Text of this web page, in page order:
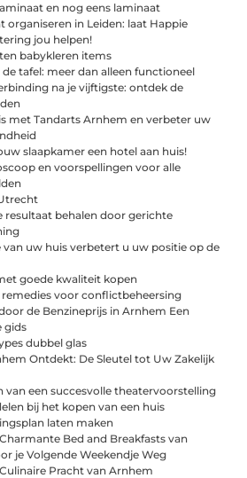
en nog eens laminaat
organiseren in Leiden: laat Happie
jou helpen!
babykleren items
tafel: meer dan alleen functioneel
na je vijftigste: ontdek de
met Tandarts Arnhem en verbeter uw
slaapkamer een hotel aan huis!
en voorspellingen voor alle
resultaat behalen door gerichte
van uw huis verbetert u uw positie op de
goede kwaliteit kopen
voor conflictbeheersing
de Benzineprijs in Arnhem Een
gids
dubbel glas
Ontdekt: De Sleutel tot Uw Zakelijk
van een succesvolle theatervoorstelling
bij het kopen van een huis
laten maken
Bed and Breakfasts van
je Volgende Weekendje Weg
Pracht van Arnhem